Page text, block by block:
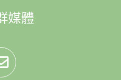
媒體